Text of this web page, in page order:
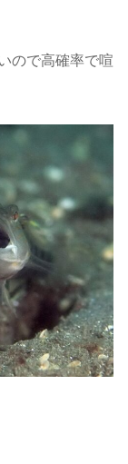
ので高確率で喧